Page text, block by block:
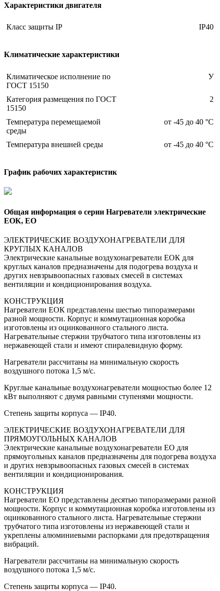
Характеристики двигателя
Класс защиты IP IP40
Климатические характеристики
Климатическое исполнение по
ГОСТ 15150
У
Категория размещения по ГОСТ
15150
2
Температура перемещаемой
среды
от -45 до 40 °С
Температура внешней среды от -45 до 40 °С
График рабочих характеристик
Общая информация о серии Нагреватели электрические
ЕОК, ЕО
ЭЛЕКТРИЧЕСКИЕ ВОЗДУХОНАГРЕВАТЕЛИ ДЛЯ
КРУГЛЫХ КАНАЛОВ
Электрические канальные воздухонагреватели ЕОК для
круглых каналов предназначены для подогрева воздуха и
других невзрывоопасных газовых смесей в системах
вентиляции и кондиционирования воздуха.
КОНСТРУКЦИЯ
Нагреватели ЕОК представлены шестью типоразмерами
разной мощности. Корпус и коммутационная коробка
изготовлены из оцинкованного стального листа.
Нагревательные стержни трубчатого типа изготовлены из
нержавеющей стали и имеют спиралевидную форму.
Нагреватели рассчитаны на минимальную скорость
воздушного потока 1,5 м/с.
Круглые канальные воздухонагреватели мощностью более 12
кВт выполняют с двумя равными ступенями мощности.
Степень защиты корпуса — IP40.
ЭЛЕКТРИЧЕСКИЕ ВОЗДУХОНАГРЕВАТЕЛИ ДЛЯ
ПРЯМОУГОЛЬНЫХ КАНАЛОВ
Электрические канальные воздухонагреватели ЕО для
прямоугольных каналов предназначены для подогрева воздуха
и других невзрывоопасных газовых смесей в системах
вентиляции и кондиционирования.
КОНСТРУКЦИЯ
Нагреватели ЕО представлены десятью типоразмерами разной
мощности. Корпус и коммутационная коробка изготовлены из
оцинкованного стального листа. Нагревательные стержни
трубчатого типа изготовлены из нержавеющей стали и
укреплены алюминиевыми распорками для предотвращения
вибраций.
Нагреватели рассчитаны на минимальную скорость
воздушного потока 1,5 м/с.
Степень защиты корпуса — IP40.